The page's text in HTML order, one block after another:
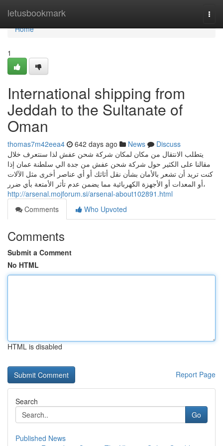
letusbookmark
Home
Home
1
International shipping from
Jeddah to the Sultanate of
Oman
thomas7m42eea4 642 days ago News
Discuss
يتطلب الانتقال من مكان لمكان شركة شحن عفش لذا سنتعرف خلال
مقالنا على الكثير حول شركة شحن عفش من جدة الي سلطنة عمان إذا
كنت تريد أن تشعر بالأمان بشأن نقل أثاثك أو أي عناصر أخرى مثل الآلات
أو المعدات أو الأجهزة الكهربائية مما يضمن عدم تأثر الأمتعة بأي ضرر،
http://arsenal.mojforum.si/arsenal-about102891.html
Comments
Who Upvoted
Comments
Submit a Comment
No HTML
HTML is disabled
Report Page
Search
Go
Published News